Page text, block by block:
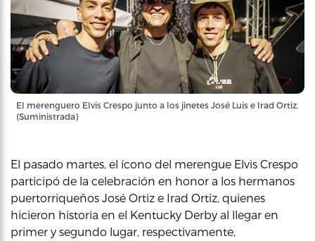
El merenguero Elvis Crespo junto a los jinetes José Luis e Irad Ortiz.
(Suministrada)
El pasado martes, el ícono del merengue Elvis Crespo
participó de la celebración en honor a los hermanos
puertorriqueños José Ortiz e Irad Ortiz, quienes
hicieron historia en el Kentucky Derby al llegar en
primer y segundo lugar, respectivamente,